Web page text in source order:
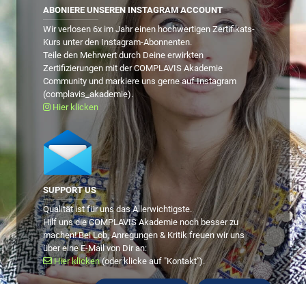
ABONIERE UNSEREN INSTAGRAM ACCOUNT
Wir verlosen 6x im Jahr einen hochwertigen Zertifikats-
Kurs unter den Instagram-Abonnenten.
Teile den Mehrwert durch Deine erwirkten
Zertifizierungen mit der COMPLAVIS Akademie
Community und markiere uns gerne auf Instagram
(complavis_akademie).
Hier klicken
SUPPORT US
Qualität ist für uns das Allerwichtigste.
Hilf uns die COMPLAVIS Akademie noch besser zu
machen! Bei Lob, Anregungen & Kritik freuen wir uns
über eine E-Mail von Dir an:
Hier klicken(oder klicke auf "Kontakt").